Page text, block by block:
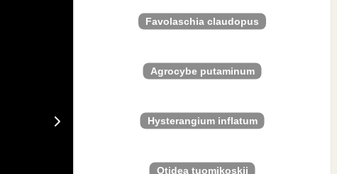
Favolaschia claudopus
Agrocybe putaminum
Hysterangium inflatum
Otidea tuomikoskii